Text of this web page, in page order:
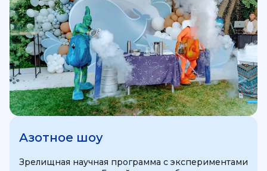
Азотное шоу
Зрелищная научная программа с экспериментами